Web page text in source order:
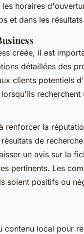
horaires
et dans les
créée, il est
détaillées des
clients potentiels
renforcer la
de
un avis sur la
pertinents. Les
soient positifs ou
contenu local pour